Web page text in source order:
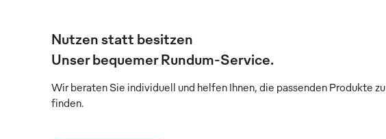
Nutzen statt besitzen
Unser bequemer Rundum-Service.
Wir beraten Sie individuell und helfen Ihnen, die passenden Produkte zu
finden.